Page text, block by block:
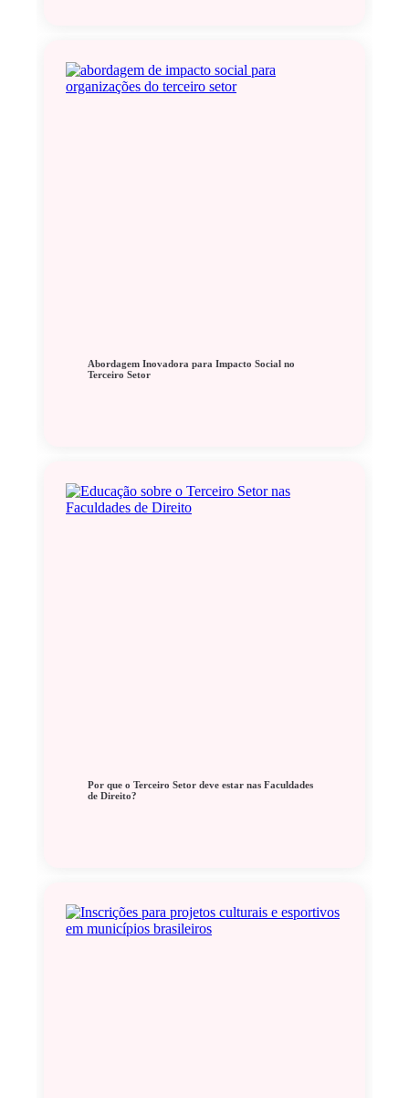
Abordagem Inovadora para Impacto Social no
Terceiro Setor
Por que o Terceiro Setor deve estar nas Faculdades
de Direito?